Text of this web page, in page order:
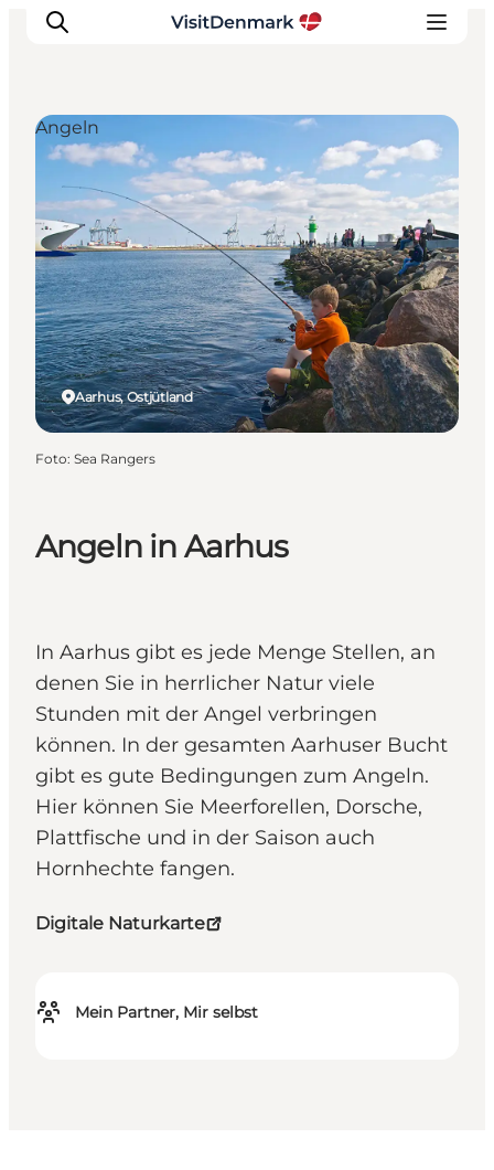
Inspiration
Regionen
Erlebnisse
Unterkünfte
Reiseplanung
Angeln in Aarhus
In Aarhus gibt es jede Menge Stellen, an
denen Sie in herrlicher Natur viele
Stunden mit der Angel verbringen
können. In der gesamten Aarhuser Bucht
gibt es gute Bedingungen zum Angeln.
Hier können Sie Meerforellen, Dorsche,
Plattfische und in der Saison auch
Hornhechte fangen.
Digitale Naturkarte
Mein Partner, Mir selbst
Aarhus, Ostjütland
Angeln
Foto: Sea Rangers